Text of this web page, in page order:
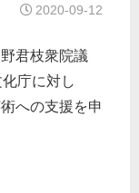
2020-09-12
君枝衆院議
庁に対し
への支援を申